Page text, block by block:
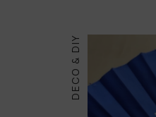
DECO & DIY